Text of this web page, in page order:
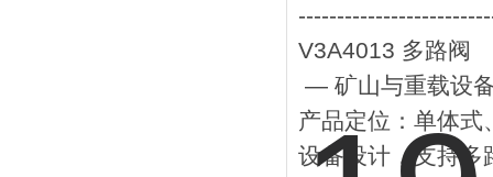
V3A4013 多路阀
— 矿山与重载设
产品定位‌：单体式
设备设计，支持多